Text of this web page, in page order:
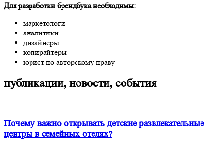
Для разработки брендбука необходимы:
маркетологи
аналитики
дизайнеры
копирайтеры
юрист по авторскому праву
публикации, новости, события
Почему важно открывать детские развлекательные
центры в семейных отелях?